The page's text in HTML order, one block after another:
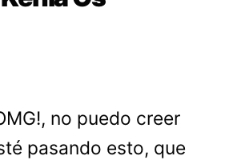
no puedo creer
pasando esto, que